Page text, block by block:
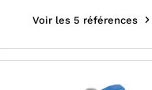
Voir les 5 références